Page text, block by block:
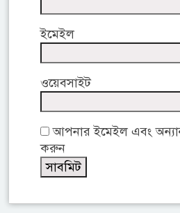
ইমেইল
ওয়েবসাইট
আপনার ইমেইল এবং
করুন